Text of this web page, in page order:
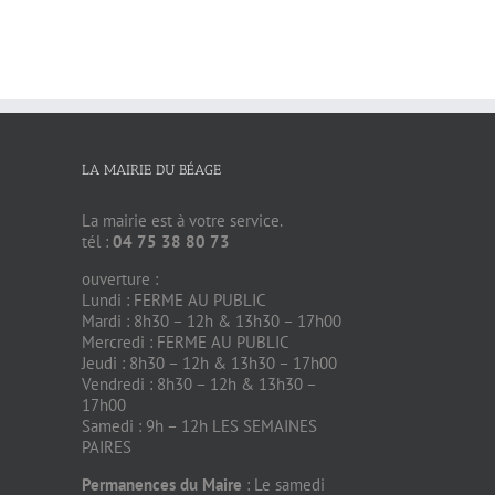
LA MAIRIE DU BÉAGE
La mairie est à votre service.
tél : 04 75 38 80 73
ouverture :
Lundi : FERME AU PUBLIC
Mardi : 8h30 – 12h & 13h30 – 17h00
Mercredi : FERME AU PUBLIC
Jeudi : 8h30 – 12h & 13h30 – 17h00
Vendredi : 8h30 – 12h & 13h30 –
17h00
Samedi : 9h – 12h LES SEMAINES
PAIRES
Permanences du Maire : Le samedi